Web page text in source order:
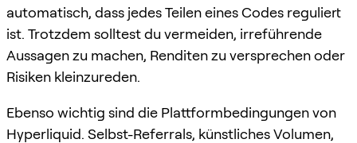
automatisch, dass jedes Teilen eines Codes reguliert
ist. Trotzdem solltest du vermeiden, irreführende
Aussagen zu machen, Renditen zu versprechen oder
Risiken kleinzureden.
Ebenso wichtig sind die Plattformbedingungen von
Hyperliquid. Selbst-Referrals, künstliches Volumen,